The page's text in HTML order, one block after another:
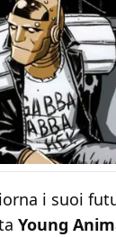
i suoi
Young